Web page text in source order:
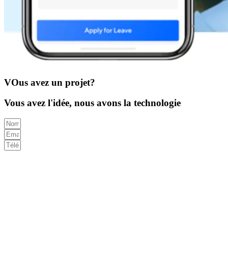
VOus avez un projet?
Vous avez l'idée, nous avons la technologie